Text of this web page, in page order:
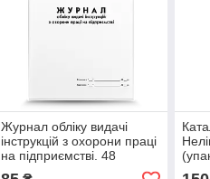
Журнал обліку видачі
інструкцій з охорони праці
на підприємстві. 48
сторінок